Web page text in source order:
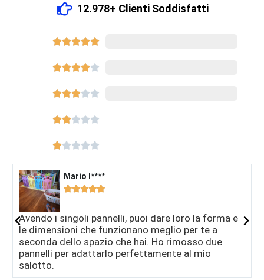
12.978+ Clienti Soddisfatti





Mario I****​

Avendo i singoli pannelli, puoi dare loro la forma e
le dimensioni che funzionano meglio per te a
seconda dello spazio che hai. Ho rimosso due
pannelli per adattarlo perfettamente al mio
salotto.